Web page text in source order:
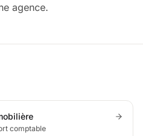
agence.
comptable